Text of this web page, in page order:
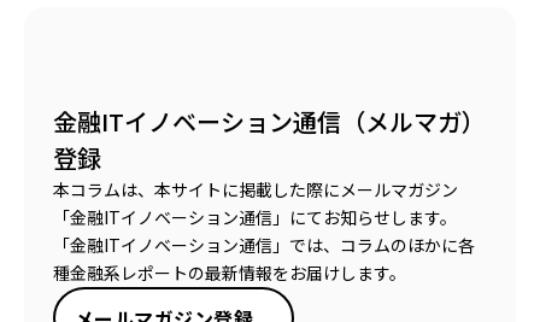
金融ITイノベーション通信（メルマガ）
登録
本コラムは、本サイトに掲載した際にメールマガジン
「金融ITイノベーション通信」にてお知らせします。
「金融ITイノベーション通信」では、コラムのほかに各
種金融系レポートの最新情報をお届けします。